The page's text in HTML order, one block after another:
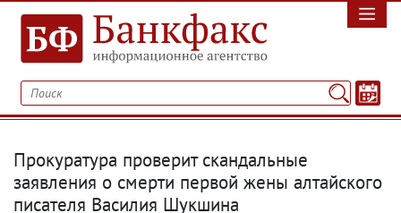
Прокуратура проверит скандальные
заявления о смерти первой жены алтайского
писателя Василия Шукшина